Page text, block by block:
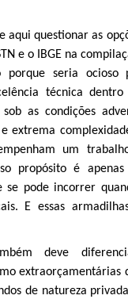
aqui questionar as
e o IBGE na
porque seria
técnica
as condições
extrema
um
propósito é
se pode incorrer
E essas
deve
extraorçamentárias
de natureza